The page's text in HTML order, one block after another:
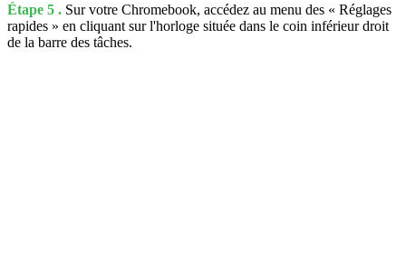
Étape 5 . Sur votre Chromebook, accédez au menu des « Réglages
rapides » en cliquant sur l'horloge située dans le coin inférieur droit
de la barre des tâches.